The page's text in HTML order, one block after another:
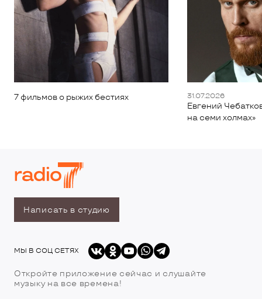
7 фильмов о рыжих бестиях 31.07.2026
Евгений
на семи холмах»
Написать в студию
МЫ В СОЦ СЕТЯХ
Откройте приложение сейчас и слушайте
музыку на все времена!